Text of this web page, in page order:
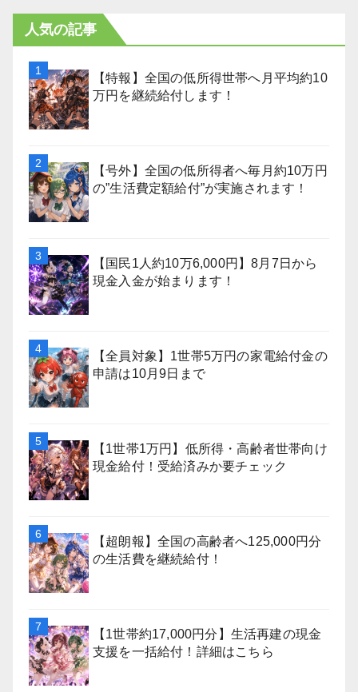
人気の記事
【特報】全国の低所得世帯へ月平均約10
万円を継続給付します！
【号外】全国の低所得者へ毎月約10万円
の”生活費定額給付”が実施されます！
【国民1人約10万6,000円】8月7日から
現金入金が始まります！
【全員対象】1世帯5万円の家電給付金の
申請は10月9日まで
【1世帯1万円】低所得・高齢者世帯向け
現金給付！受給済みか要チェック
【超朗報】全国の高齢者へ125,000円分
の生活費を継続給付！
【1世帯約17,000円分】生活再建の現金
支援を一括給付！詳細はこちら